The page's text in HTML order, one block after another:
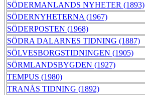
SÖDERMANLANDS NYHETER (1893)
SÖDERNYHETERNA (1967)
SÖDERPOSTEN (1968)
SÖDRA DALARNES TIDNING (1887)
SÖLVESBORGSTIDNINGEN (1905)
SÖRMLANDSBYGDEN (1927)
TEMPUS (1980)
TRANÅS TIDNING (1892)